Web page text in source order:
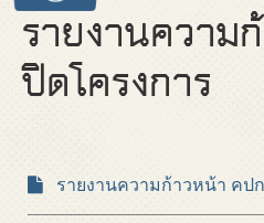
รายงานความ
ปิดโครงการ
รายงานความก้าวหน้า คป